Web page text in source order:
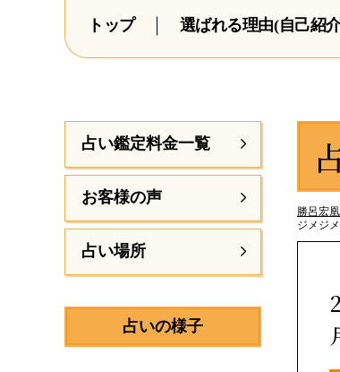
トップ 選ばれる理由(自己紹
占い鑑定料金一覧
お客様の声
占い場所
占いの様子
勝呂宏
ジメジ